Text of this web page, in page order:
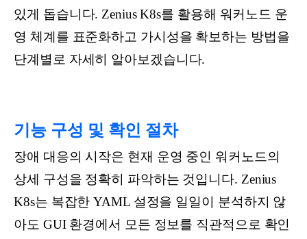
있게 돕습니다. Zenius K8s를 활용해 워커노드 운
영 체계를 표준화하고 가시성을 확보하는 방법을
단계별로 자세히 알아보겠습니다.
기능 구성 및 확인 절차
장애 대응의 시작은 현재 운영 중인 워커노드의
상세 구성을 정확히 파악하는 것입니다. Zenius
K8s는 복잡한 YAML 설정을 일일이 분석하지 않
아도 GUI 환경에서 모든 정보를 직관적으로 확인